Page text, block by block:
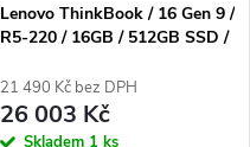
Lenovo ThinkBook / 16 Gen 9 /
R5-220 / 16GB / 512GB SSD /
Win11 Pro / šedá
21 490 Kč bez DPH
26 003 Kč
Skladem 1 ks